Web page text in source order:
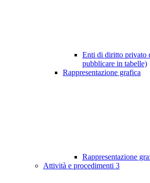
Enti di diritto privato
pubblicare in tabelle)
Rappresentazione grafica
Rappresentazione
Attività e procedimenti 3